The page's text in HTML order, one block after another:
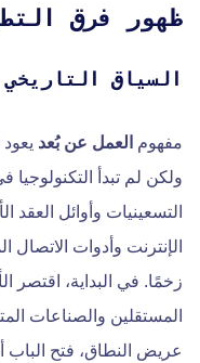
ظهور فرق
السياق التاريخي
مفهوم العمل عن بُعد
ولكن لم تبدأ التكنولوجيا
التسعينيات وأوائل
الإنترنت وأدوات الاتصال
زخمًا. في البداية، اقتصر
المستقلين والصناعات
عريض النطاق، فتح